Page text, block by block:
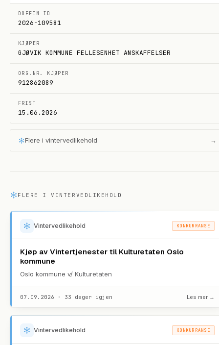
DOFFIN ID
2026-109581
KJØPER
GJØVIK KOMMUNE FELLESENHET ANSKAFFELSER
ORG.NR. KJØPER
912862089
FRIST
15.06.2026
Flere i vintervedlikehold →
FLERE IVINTERVEDLIKEHOLD
Vintervedlikehold KONKURRANSE
Kjøp av Vintertjenester til Kulturetaten Oslo
kommune
Oslo kommune v/ Kulturetaten
07.09.2026 · 33 dager igjen Les mer →
Vintervedlikehold KONKURRANSE